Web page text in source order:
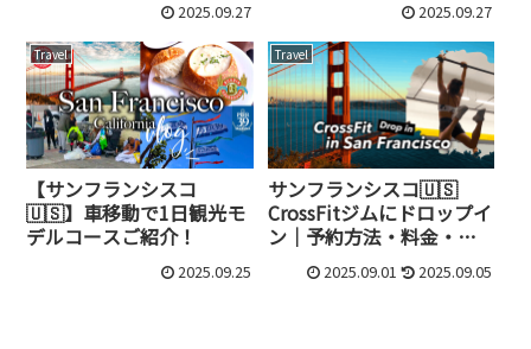
2025.09.27 2025.09.27
Travel
【サンフランシスコ
🇺🇸】車移動で1日観光モ
デルコースご紹介！
2025.09.25
Travel
サンフランシスコ🇺🇸
CrossFitジムにドロップイ
ン｜予約方法・料金・雰
囲気は？2025.09.01 2025.09.05